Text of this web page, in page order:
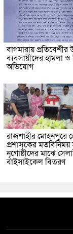
বাগমারায়
ব্যবসায়ীদের হামলা
অভিযোগ
রাজশাহীর মোহনপুরে
প্রশাসকের মতবিনিময়
নৃগোষ্ঠীদের মাঝে
বাইসাইকেল বিতরণ